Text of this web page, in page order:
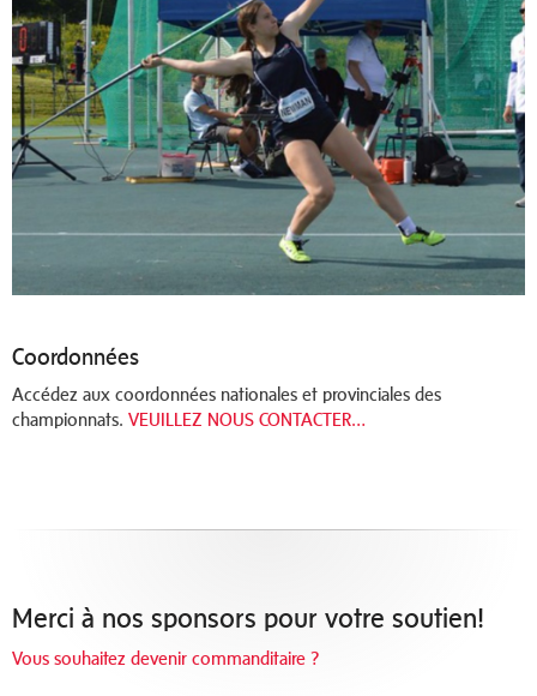
Coordonnées
Accédez aux coordonnées nationales et provinciales des
championnats. VEUILLEZ NOUS CONTACTER…
Merci à nos sponsors pour votre soutien!
Vous souhaitez devenir commanditaire ?